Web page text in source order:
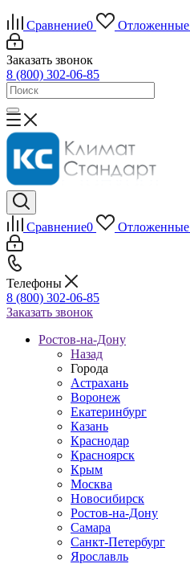
Сравнение0 Отложенные
Заказать звонок
8 (800) 302-06-85
Сравнение0 Отложенные
Телефоны
8 (800) 302-06-85
Заказать звонок
Ростов-на-Дону
Назад
Города
Астрахань
Воронеж
Екатеринбург
Казань
Краснодар
Красноярск
Крым
Москва
Новосибирск
Ростов-на-Дону
Самара
Санкт-Петербург
Ярославль